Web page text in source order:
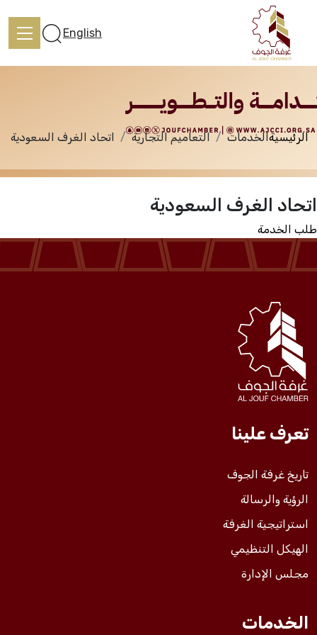
تعرف علينا
الخدمات
المركز الإعلامي
فعاليات الغرفة
فعاليات الجوف
مشاريع الغرفة
English
الخدمات
الرئيسيةالخدمات التعاميم التجارية اتحاد الغرف السعودية
اتحاد الغرف السعودية
طلب الخدمة
تعرف علينا
تاريخ غرفة الجوف
الرؤية والرسالة
استراتيجية الغرفة
الهيكل التنظيمي
مجلس الإدارة
الخدمات